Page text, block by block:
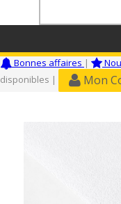
Bonnes affaires |
disponibles |
Mon